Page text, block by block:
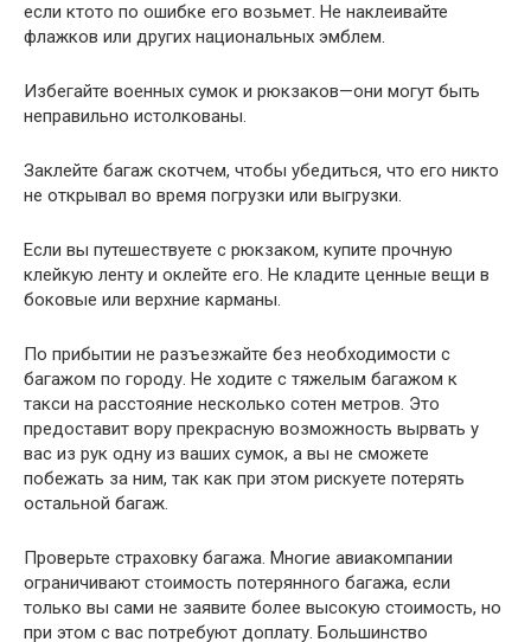
если ктото по ошибке его возьмет. Не наклеивайте
флажков или других национальных эмблем.
Избегайте военных сумок и рюкзаков—они могут быть
неправильно истолкованы.
Заклейте багаж скотчем, чтобы убедиться, что его никто
не открывал во время погрузки или выгрузки.
Если вы путешествуете с рюкзаком, купите прочную
клейкую ленту и оклейте его. Не кладите ценные вещи в
боковые или верхние карманы.
По прибытии не разъезжайте без необходимости с
багажом по городу. Не ходите с тяжелым багажом к
такси на расстояние несколько сотен метров. Это
предоставит вору прекрасную возможность вырвать у
вас из рук одну из ваших сумок, а вы не сможете
побежать за ним, так как при этом рискуете потерять
остальной багаж.
Проверьте страховку багажа. Многие авиакомпании
ограничивают стоимость потерянного багажа, если
только вы сами не заявите более высокую стоимость, но
при этом с вас потребуют доплату. Большинство